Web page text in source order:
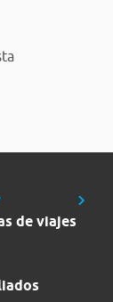
de viajes